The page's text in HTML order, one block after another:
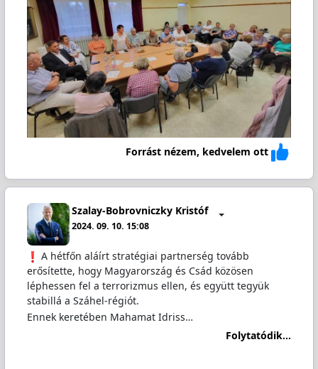
Forrást nézem, kedvelem ott
Szalay-Bobrovniczky Kristóf
2024. 09. 10. 15:08
️ A hétfőn aláírt stratégiai partnerség tovább
erősítette, hogy Magyarország és Csád közösen
léphessen fel a terrorizmus ellen, és együtt tegyük
stabillá a Száhel-régiót.
Ennek keretében Mahamat Idriss…
Folytatódik...